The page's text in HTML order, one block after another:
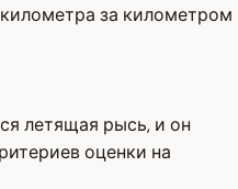
за километром
летящая рысь, и он
оценки на